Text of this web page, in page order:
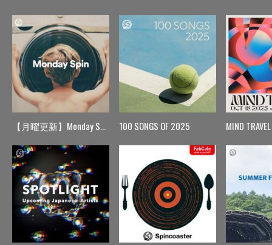
【月曜更新】Monday Spin 100 SONGS OF 2025 MIND TRAVEL